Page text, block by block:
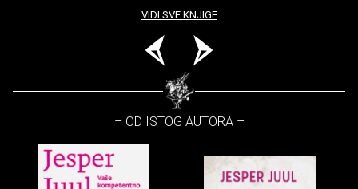
VIDI SVE KNJIGE
– OD ISTOG AUTORA –